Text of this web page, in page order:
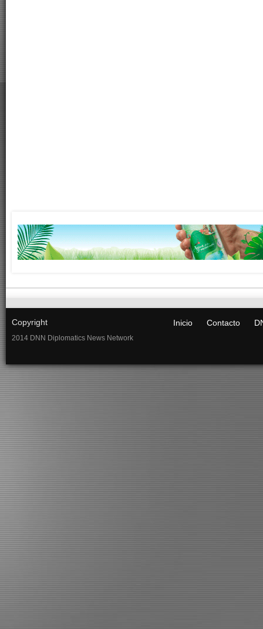
Copyright
2014 DNN Diplomatics News Network
Inicio Contacto